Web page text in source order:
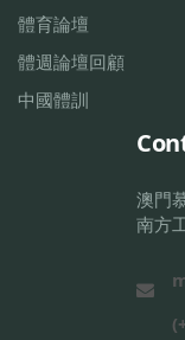
體育論壇
體週論壇回顧
中國體訓
澳門
南方